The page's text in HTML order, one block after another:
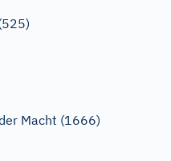
Macht (1666)